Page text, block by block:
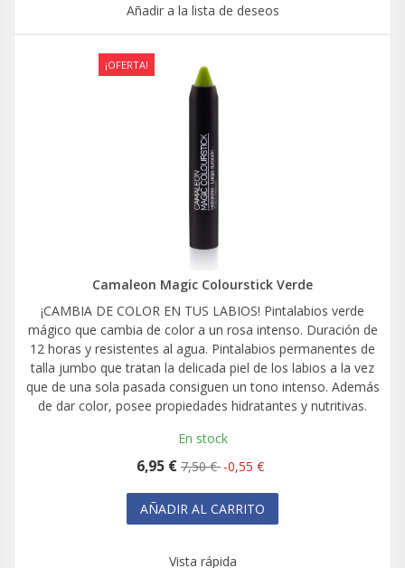
Añadir a la lista de deseos
¡OFERTA!
Camaleon Magic Colourstick Verde
¡CAMBIA DE COLOR EN TUS LABIOS! Pintalabios verde
mágico que cambia de color a un rosa intenso. Duración de
12 horas y resistentes al agua. Pintalabios permanentes de
talla jumbo que tratan la delicada piel de los labios a la vez
que de una sola pasada consiguen un tono intenso. Además
de dar color, posee propiedades hidratantes y nutritivas.
En stock
6,95 € 7,50 € -0,55 €
AÑADIR AL CARRITO
Vista rápida